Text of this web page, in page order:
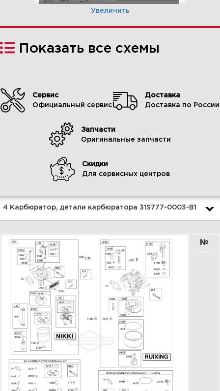
Увеличить
5 Магнето, регулятор,
электрический стартер
1 Головка цилиндра, комплект
прокладок 31S777-0003-B1
Увеличить
Показать все схемы
Сервис
Официальный сервис
Доставка
Доставка по России
Запчасти
Оригинальные запчасти
Скидки
Для сервисных центров
4 Карбюратор, детали карбюратора 31S777-0003-B1
№